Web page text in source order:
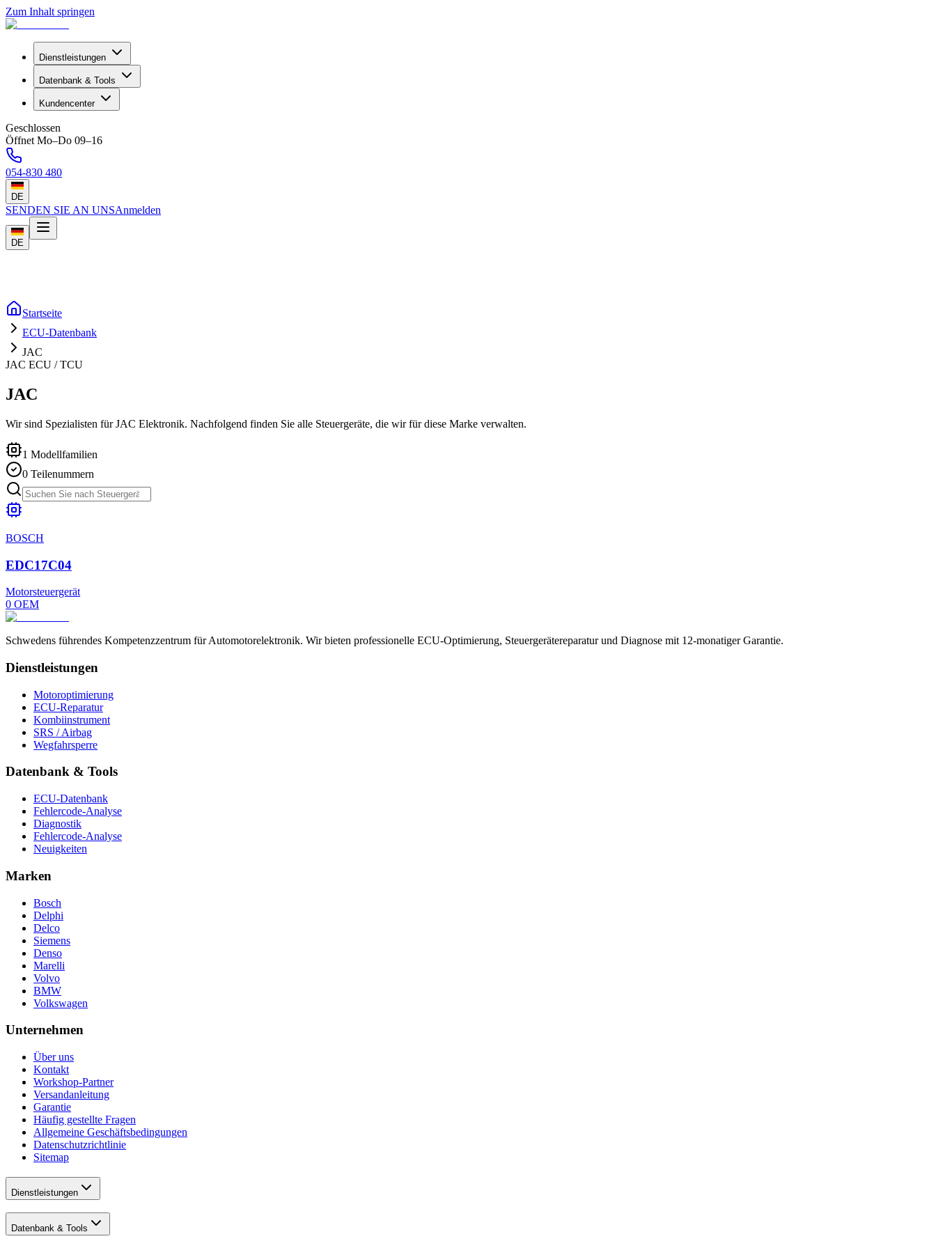
Zum Inhalt springen
Dienstleistungen
Datenbank & Tools
Kundencenter
Geschlossen
Öffnet Mo–Do 09–16
054-830 480
DE
SENDEN SIE AN UNSAnmelden
DE
Startseite
ECU-Datenbank
JAC
JAC ECU / TCU
JAC
Wir sind Spezialisten für JAC Elektronik. Nachfolgend finden Sie alle Steuergeräte, die wir für diese Marke verwalten.
1 Modellfamilien
0 Teilenummern
BOSCH
EDC17C04
Motorsteuergerät
0 OEM
Schwedens führendes Kompetenzzentrum für Automotorelektronik. Wir bieten professionelle ECU-Optimierung, Steuergerätereparatur und Diagnose mit 12-monatiger Garantie.
Dienstleistungen
Motoroptimierung
ECU-Reparatur
Kombiinstrument
SRS / Airbag
Wegfahrsperre
Datenbank & Tools
ECU-Datenbank
Fehlercode-Analyse
Diagnostik
Fehlercode-Analyse
Neuigkeiten
Marken
Bosch
Delphi
Delco
Siemens
Denso
Marelli
Volvo
BMW
Volkswagen
Unternehmen
Über uns
Kontakt
Workshop-Partner
Versandanleitung
Garantie
Häufig gestellte Fragen
Allgemeine Geschäftsbedingungen
Datenschutzrichtlinie
Sitemap
Dienstleistungen
Datenbank & Tools